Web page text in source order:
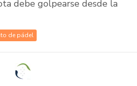
debe golpearse desde la
de pádel